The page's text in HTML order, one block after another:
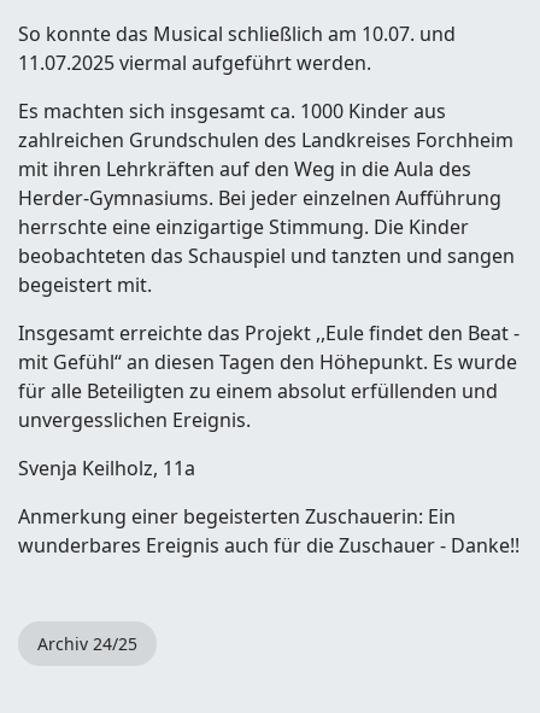
So konnte das Musical schließlich am 10.07. und
11.07.2025 viermal aufgeführt werden.
Es machten sich insgesamt ca. 1000 Kinder aus
zahlreichen Grundschulen des Landkreises Forchheim
mit ihren Lehrkräften auf den Weg in die Aula des
Herder-Gymnasiums. Bei jeder einzelnen Aufführung
herrschte eine einzigartige Stimmung. Die Kinder
beobachteten das Schauspiel und tanzten und sangen
begeistert mit.
Insgesamt erreichte das Projekt ,,Eule findet den Beat -
mit Gefühl“ an diesen Tagen den Höhepunkt. Es wurde
für alle Beteiligten zu einem absolut erfüllenden und
unvergesslichen Ereignis.
Svenja Keilholz, 11a
Anmerkung einer begeisterten Zuschauerin: Ein
wunderbares Ereignis auch für die Zuschauer - Danke!!
Archiv 24/25